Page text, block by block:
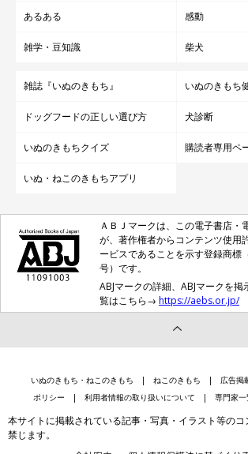
あるある 感動
雑学・豆知識 柴犬
雑誌『いぬのきもち』 いぬのきもち
ドッグフードの正しい選び方 犬診断
いぬのきもちクイズ 購読者専用ペ
いぬ・ねこのきもちアプリ
ＡＢＪマークは、この電子書店・
が、著作権者からコンテンツ使用
ービスであることを示す登録商標
号）です。
ABJマークの詳細、ABJマークを
覧はこちら→ https://aebs.or.jp/
いぬのきもち・ねこのきもち ねこのきもち 広告掲
ポリシー
利用者情報の取り扱いについて 専門家一
本サイトに掲載されている記事・写真・イラスト等の
禁じます。